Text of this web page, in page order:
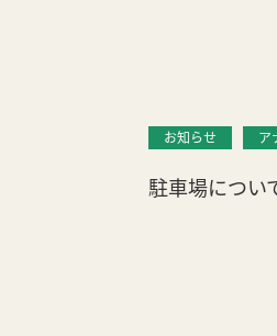
お知らせ ア
駐車場につい